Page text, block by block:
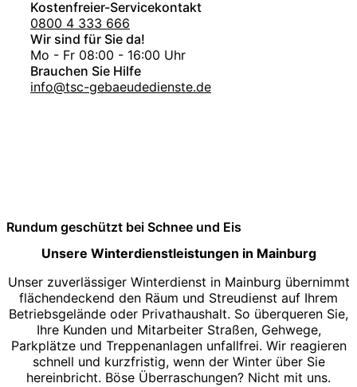
Kostenfreier-Servicekontakt
0800 4 333 666
Wir sind für Sie da!
Mo - Fr 08:00 - 16:00 Uhr
Brauchen Sie Hilfe
info@tsc-gebaeudedienste.de
Rundum geschützt bei Schnee und Eis
Unsere Winterdienstleistungen in Mainburg
Unser zuverlässiger Winterdienst in Mainburg übernimmt
flächendeckend den Räum und Streudienst auf Ihrem
Betriebsgelände oder Privathaushalt. So überqueren Sie,
Ihre Kunden und Mitarbeiter Straßen, Gehwege,
Parkplätze und Treppenanlagen unfallfrei. Wir reagieren
schnell und kurzfristig, wenn der Winter über Sie
hereinbricht. Böse Überraschungen? Nicht mit uns.